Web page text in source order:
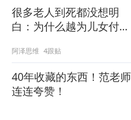
很多老人到死都没想明
白：为什么越为儿女付
阿泽思维 4跟贴
40年收藏的东西！范老师
连连夸赞！